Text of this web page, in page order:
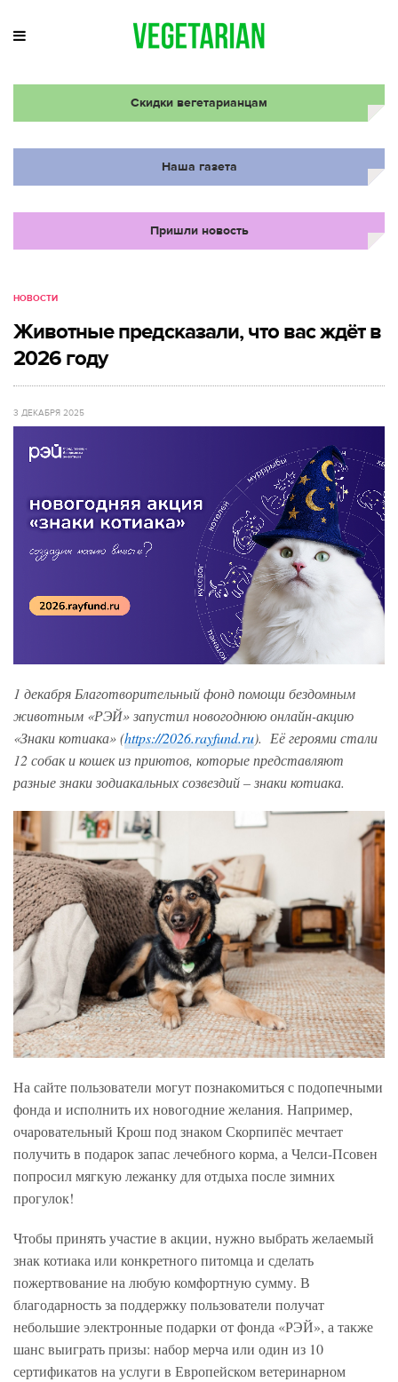
Скидки вегетарианцам
Наша газета
Пришли новость
НОВОСТИ
Животные предсказали, что вас ждёт в
2026 году
3 ДЕКАБРЯ 2025
1 декабря Благотворительный фонд помощи бездомным
животным «РЭЙ» запустил новогоднюю онлайн-акцию
«Знаки котиака» (https://2026.rayfund.ru). Её героями стали
12 собак и кошек из приютов, которые представляют
разные знаки зодиакальных созвездий – знаки котиака.
На сайте пользователи могут познакомиться с подопечными
фонда и исполнить их новогодние желания. Например,
очаровательный Крош под знаком Скорпипёс мечтает
получить в подарок запас лечебного корма, а Челси-Псовен
попросил мягкую лежанку для отдыха после зимних
прогулок!
Чтобы принять участие в акции, нужно выбрать желаемый
знак котиака или конкретного питомца и сделать
пожертвование на любую комфортную сумму. В
благодарность за поддержку пользователи получат
небольшие электронные подарки от фонда «РЭЙ», а также
шанс выиграть призы: набор мерча или один из 10
сертификатов на услуги в Европейском ветеринарном